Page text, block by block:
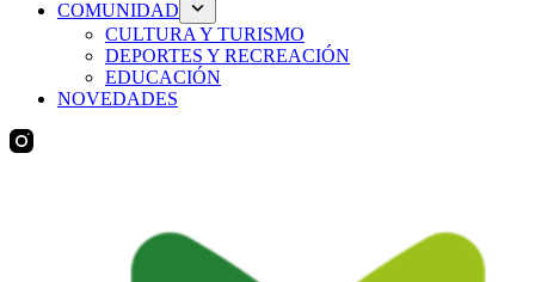
COMUNIDAD
CULTURA Y TURISMO
DEPORTES Y RECREACIÓN
EDUCACIÓN
NOVEDADES